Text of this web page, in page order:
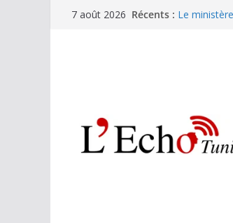
Passer7 août 2026 Récents : Le
Amine
partage
L’Union
elle de